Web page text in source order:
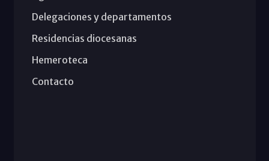
Delegaciones y departamentos
Residencias diocesanas
Hemeroteca
Contacto